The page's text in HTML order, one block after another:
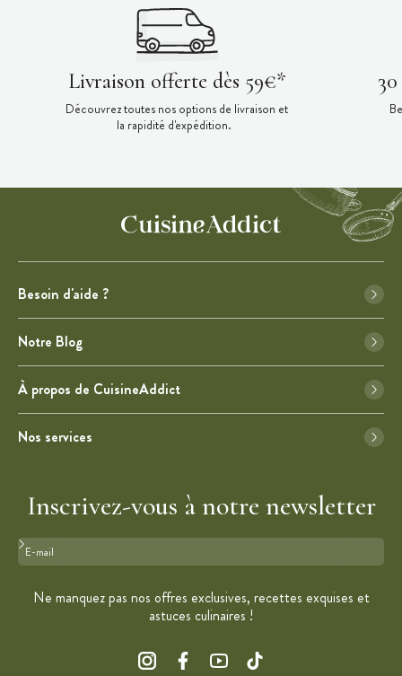
Livraison offerte dès 59€*
Découvrez toutes nos options de livraison et
la rapidité d'expédition.
Besoin d'aide ?
Notre Blog
À propos de CuisineAddict
Nos services
Inscrivez-vous à notre newsletter
Format : adresse@email.com
Ne manquez pas nos offres exclusives, recettes exquises et
astuces culinaires !